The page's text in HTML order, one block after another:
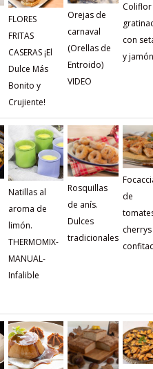
FLORES
FRITAS
CASERAS ¡El
Dulce Más
Bonito y
Crujiente!
Orejas de
carnaval
(Orellas de
Entroido)
VIDEO
Coliflor
con
y jamón
Natillas al
aroma de
limón.
THERMOMIX-
MANUAL-
Infalible
Rosquillas
de anís.
Dulces
tradicionales
de
cherrys